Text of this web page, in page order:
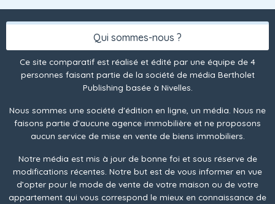
Qui sommes-nous ?
Ce site comparatif est réalisé et édité par une équipe de 4
personnes faisant partie de la société de média Bertholet
Publishing basée à Nivelles.
Nous sommes une société d'édition en ligne, un média. Nous ne
faisons partie d'aucune agence immobilière et ne proposons
aucun service de mise en vente de biens immobiliers.
Notre média est mis à jour de bonne foi et sous réserve de
modifications récentes. Notre but est de vous informer en vue
d’opter pour le mode de vente de votre maison ou de votre
appartement qui vous correspond le mieux en connaissance de